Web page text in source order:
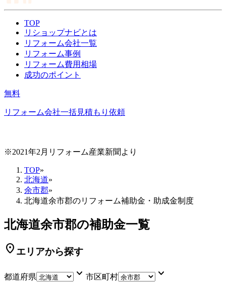
TOP
リショップナビとは
リフォーム会社一覧
リフォーム事例
リフォーム費用相場
成功のポイント
無料
リフォーム会社一括見積もり依頼
※2021年2月リフォーム産業新聞より
TOP»
北海道»
余市郡»
北海道余市郡のリフォーム補助金・助成金制度
北海道余市郡の補助金一覧
location_on エリアから探す
都道府県 keyboard_arrow_down 市区町村 keyboard_arrow_down